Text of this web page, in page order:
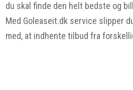
du skal finde den helt bedste og
Med Goleaseit.dk service slipper
med, at indhente tilbud fra